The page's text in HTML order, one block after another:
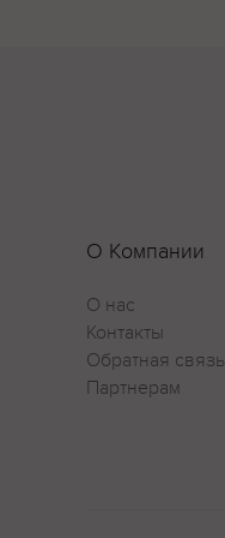
О Компании
О нас
Контакты
Обратная связь
Партнерам